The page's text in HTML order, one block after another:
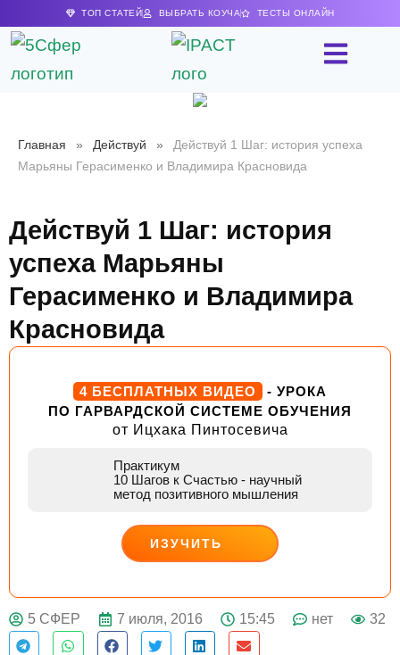
ТОП СТАТЕЙ ВЫБРАТЬ КОУЧА ТЕСТЫ ОНЛАЙН
Главная » Действуй »
Действуй 1 Шаг: история успеха
Марьяны Герасименко и Владимира Красновида
Действуй 1 Шаг: история
успеха Марьяны
Герасименко и Владимира
Красновида
4 БЕСПЛАТНЫХ ВИДЕО
- УРОКА
ПО ГАРВАРДСКОЙ СИСТЕМЕ ОБУЧЕНИЯ
от Ицхака Пинтосевича
Практикум
10 Шагов к Счастью - научный
метод позитивного мышления
ИЗУЧИТЬ
ДЕЙСТВУЙ
5 СФЕР 7 июля, 2016 15:45 нет 32